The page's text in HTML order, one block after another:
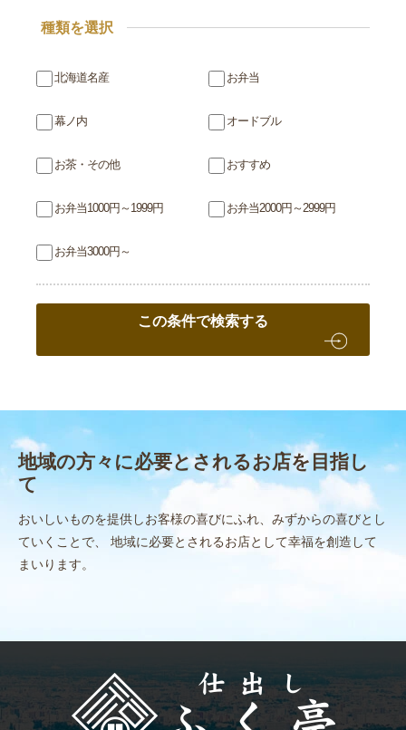
種類を選択
北海道名産 お弁当
幕ノ内 オードブル
お茶・その他 おすすめ
お弁当1000円～1999円 お弁当2000円～2999円
お弁当3000円～
この条件で検索する
地域の方々に必要とされるお店を目指し
て
おいしいものを提供しお客様の喜びにふれ、みずからの喜びとし
ていくことで、
地域に必要とされるお店として幸福を創造して
まいります。